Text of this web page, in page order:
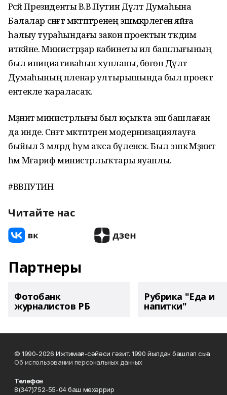
Рәсәй Президенты В.В.Путин Дәүләт Думаһына
Балалар сәнғәт мәктәптәренең эшмәкәрлеген яйға
һалыу тураһындағы закон проектын тәҡдим
иткәйне. Министрҙар кабинеты ил башлығының
был инициативаһын хупланы, бөгөн Дәүләт
Думаһының пленар ултырышында был проект
ентекле ҡараласаҡ.
Мәҙәниәт министрлығы был юҫыҡта эш башлаған
да инде. Сәнғәт мәктәптәрен модернизациялауға
быйыл 3 млрд һум аҡса бүленәсәк. Был эшкә Мәҙәниәт
һәм Мәғариф министрлыҡтары яуаплы.
#ВВПУТИН
Читайте нас
Партнеры
Фотобанк
журналистов РБ
Рубрика "Еда и
напитки"
© 1990-2026 Ижтимағи-сәйәси гәзит. 1990 йылдан башлап сыға
Об использовании персональных данных
Телефон
8(347)752-55-04 баш мөхәррир